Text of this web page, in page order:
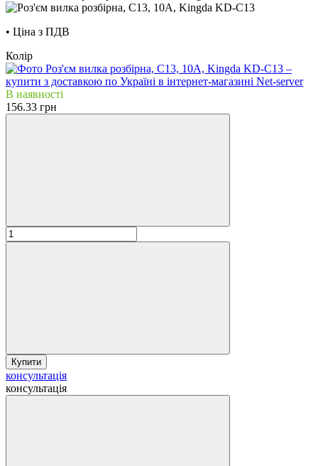
• Ціна з ПДВ
Колір
В наявності
156.33 грн
Купити
консультація
консультація